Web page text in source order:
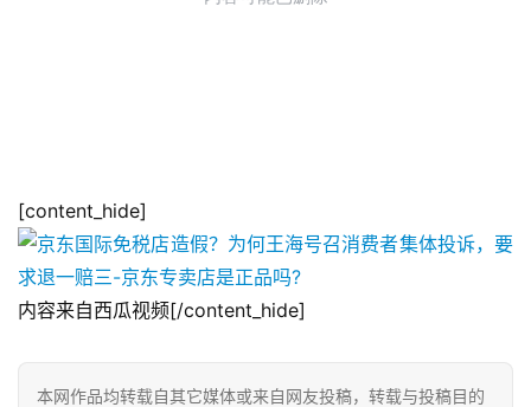
[content_hide]
内容来自西瓜视频[/content_hide]
本网作品均转载自其它媒体或来自网友投稿，转载与投稿目的